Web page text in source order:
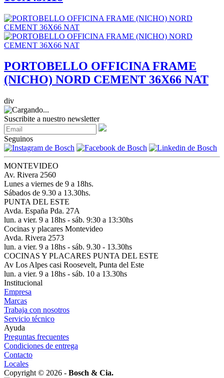
PORTOBELLO OFFICINA FRAME
(NICHO) NORD CEMENT 36X66 NAT
div
Suscribite a nuestro newsletter
Seguinos
MONTEVIDEO
Av. Rivera 2560
Lunes a viernes de 9 a 18hs.
Sábados de 9.30 a 13.30hs.
PUNTA DEL ESTE
Avda. España Pda. 27A
lun. a vier. 9 a 18hs - sáb. 9:30 a 13:30hs
Cocinas y placares Montevideo
Avda. Rivera 2573
lun. a vier. 9 a 18hs - sáb. 9.30 - 13.30hs
COCINAS Y PLACARES PUNTA DEL ESTE
Av Los Alpes casi Roosevelt, Punta del Este
lun. a vier. 9 a 18hs - sáb. 10 a 13.30hs
Institucional
Empresa
Marcas
Trabaja con nosotros
Servicio técnico
Ayuda
Preguntas frecuentes
Condiciones de entrega
Contacto
Locales
Copyright © 2026 - Bosch & Cia.